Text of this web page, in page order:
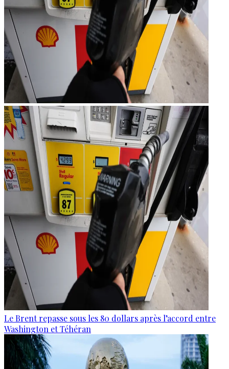
Le Brent repasse sous les 80 dollars après l’accord entre
Washington et Téhéran